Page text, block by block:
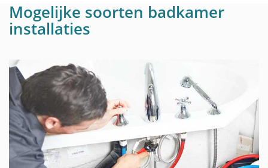
Mogelijke soorten badkamer
installaties